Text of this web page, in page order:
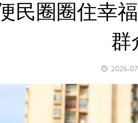
民圈圈住幸
群
2026-